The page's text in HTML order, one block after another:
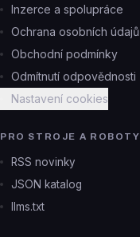
Inzerce a spolupráce
Ochrana osobních údajů
Obchodní podmínky
Odmítnutí odpovědnosti
Nastavení cookies
PRO STROJE A ROBOTY
RSS novinky
JSON katalog
llms.txt